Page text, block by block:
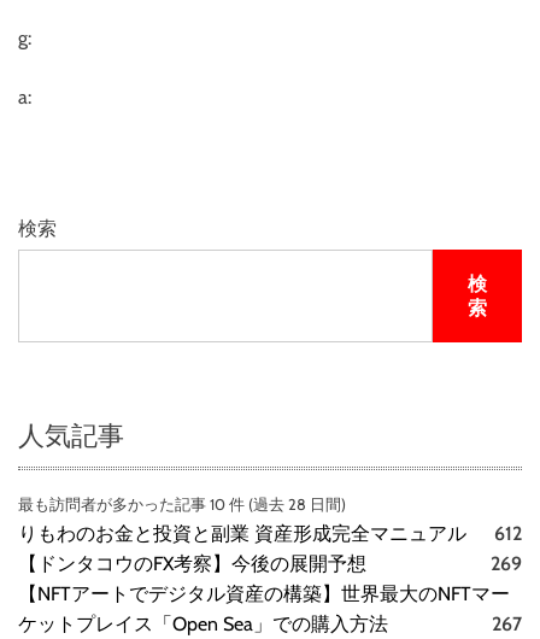
g:
a:
検索
検
索
人気記事
最も訪問者が多かった記事 10 件 (過去 28 日間)
りもわのお金と投資と副業 資産形成完全マニュアル
612
【ドンタコウのFX考察】今後の展開予想
269
【NFTアートでデジタル資産の構築】世界最大のNFTマー
ケットプレイス「Open Sea」での購入方法
267